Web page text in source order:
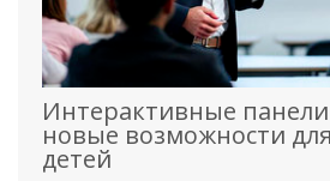
Интерактивные
новые возможности
детей